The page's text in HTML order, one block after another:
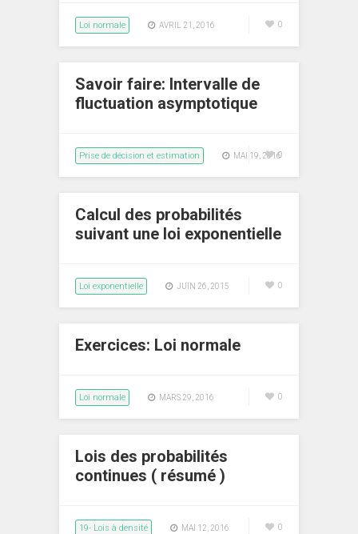
Loi normale AVRIL 21, 2016 0
Savoir faire: Intervalle de
fluctuation asymptotique
Prise de décision et estimation MAI 19, 20160
Calcul des probabilités
suivant une loi exponentielle
Loi exponentielle JUIN 26, 2015 0
Exercices: Loi normale
Loi normale MARS 29, 2016 0
Lois des probabilités
continues ( résumé )
19- Lois à densité MAI 12, 2016 0